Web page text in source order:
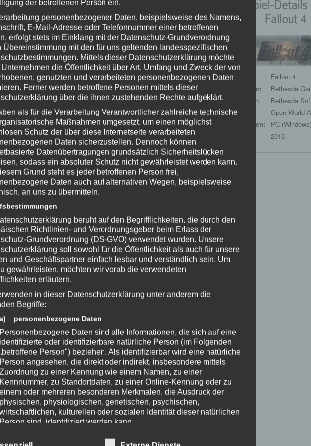
Studios
bitte die Entwickler und kaufe Dir das Spiel im Original!
🙂
Media-Unternehmen. Bethesda, Bethesda Softworks, Bethesda
Logos sind Marken oder eingetragene Marken von ZeniMax Media
Alle übrigen Marken und Handelsnamen sind Eigentum ihrer jeweiligen
Bewertung da!
einen Kommentar
Spiel-Details
Fallout 4
Spieltitel:
Fallout 4
Entwickler:
Bethesda
Publisher:
Bethesda
Genre:
Open World
Plattformen:
PC (Windows)
2015
der betroffenen Person ein.
personenbezogener Daten, beispielsweise des Namens,
E-Mail-Adresse oder Telefonnummer einer betroffenen
erfolgt stets im Einklang mit der Datenschutz-Grundverordnung
Übereinstimmung mit den für uns geltenden landesspezifischen
Mittels dieser Datenschutzerklärung möchte
Unternehmen die Öffentlichkeit über Art, Umfang und Zweck der von
genutzten und verarbeiteten personenbezogenen Daten
Ferner werden betroffene Personen mittels dieser
über die ihnen zustehenden Rechte aufgeklärt.
als für die Verarbeitung Verantwortlicher zahlreiche technische
Maßnahmen umgesetzt, um einen möglichst
Schutz der über diese Internetseite verarbeiteten
Daten sicherzustellen. Dennoch können
Datenübertragungen grundsätzlich Sicherheitslücken
sodass ein absoluter Schutz nicht gewährleistet werden kann.
Grund steht es jeder betroffenen Person frei,
Daten auch auf alternativen Wegen, beispielsweise
an uns zu übermitteln.
beruht auf den Begrifflichkeiten, die durch den
Richtlinien- und Verordnungsgeber beim Erlass der
Grundverordnung (DS-GVO) verwendet wurden. Unsere
soll sowohl für die Öffentlichkeit als auch für unsere
und Geschäftspartner einfach lesbar und verständlich sein. Um
gewährleisten, möchten wir vorab die verwendeten
erläutern.
in dieser Datenschutzerklärung unter anderem die
Begriffe:
a) personenbezogene Daten
Personenbezogene Daten sind alle Informationen, die sich auf eine
identifizierte oder identifizierbare natürliche Person (im Folgenden
„betroffene Person") beziehen. Als identifizierbar wird eine natürliche
Person angesehen, die direkt oder indirekt, insbesondere mittels
Zuordnung zu einer Kennung wie einem Namen, zu einer
Kennnummer, zu Standortdaten, zu einer Online-Kennung oder zu
einem oder mehreren besonderen Merkmalen, die Ausdruck der
physischen, physiologischen, genetischen, psychischen,
wirtschaftlichen, kulturellen oder sozialen Identität dieser natürlichen
Person sind, identifiziert werden kann.